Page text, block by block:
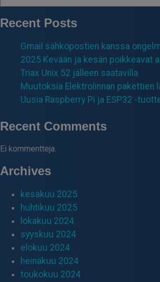
Recent Posts
Gmail sähköpostien kanssa
2025 Kevään ja kesän poikkeavat
Triax Unix 52 jälleen saatavilla
Muutoksia Elektrolinnan pakettien
Uusia Raspberry Pi ja ESP32 -
Recent Comments
Ei kommentteja.
Archives
kesäkuu 2025
huhtikuu 2025
lokakuu 2024
syyskuu 2024
elokuu 2024
heinäkuu 2024
toukokuu 2024